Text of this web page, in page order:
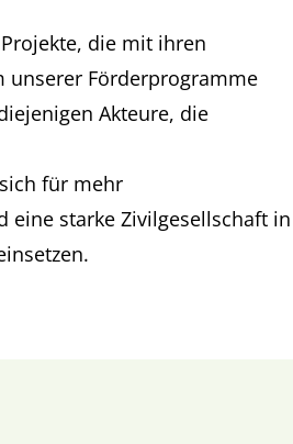
die mit ihren
unserer Förderprogramme
Akteure, die
für mehr
eine starke Zivilgesellschaft in